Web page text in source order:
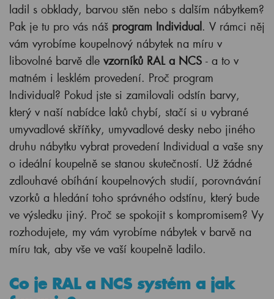
ladil s obklady, barvou stěn nebo s dalším nábytkem?
Pak je tu pro vás náš program Individual. V rámci něj
vám vyrobíme koupelnový nábytek na míru v
libovolné barvě dle vzorníků RAL a NCS - a to v
matném i lesklém provedení. Proč program
Individual? Pokud jste si zamilovali odstín barvy,
který v naší nabídce laků chybí, stačí si u vybrané
umyvadlové skříňky, umyvadlové desky nebo jiného
druhu nábytku vybrat provedení Individual a vaše sny
o ideální koupelně se stanou skutečností. Už žádné
zdlouhavé obíhání koupelnových studií, porovnávání
vzorků a hledání toho správného odstínu, který bude
ve výsledku jiný. Proč se spokojit s kompromisem? Vy
rozhodujete, my vám vyrobíme nábytek v barvě na
míru tak, aby vše ve vaší koupelně ladilo.
Co je RAL a NCS systém a jak